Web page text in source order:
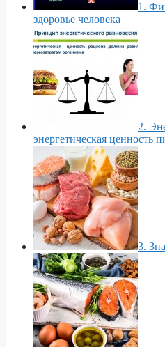
1.
здоровье человека
2.
энергетическая ценность
3.